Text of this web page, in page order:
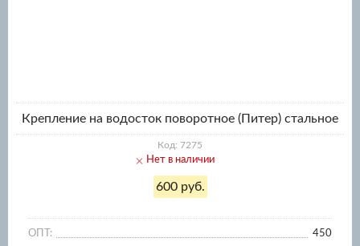
Крепление на водосток поворотное (Питер) стальное
Код: 7275
Нет в наличии
600 руб.
ОПТ: 450